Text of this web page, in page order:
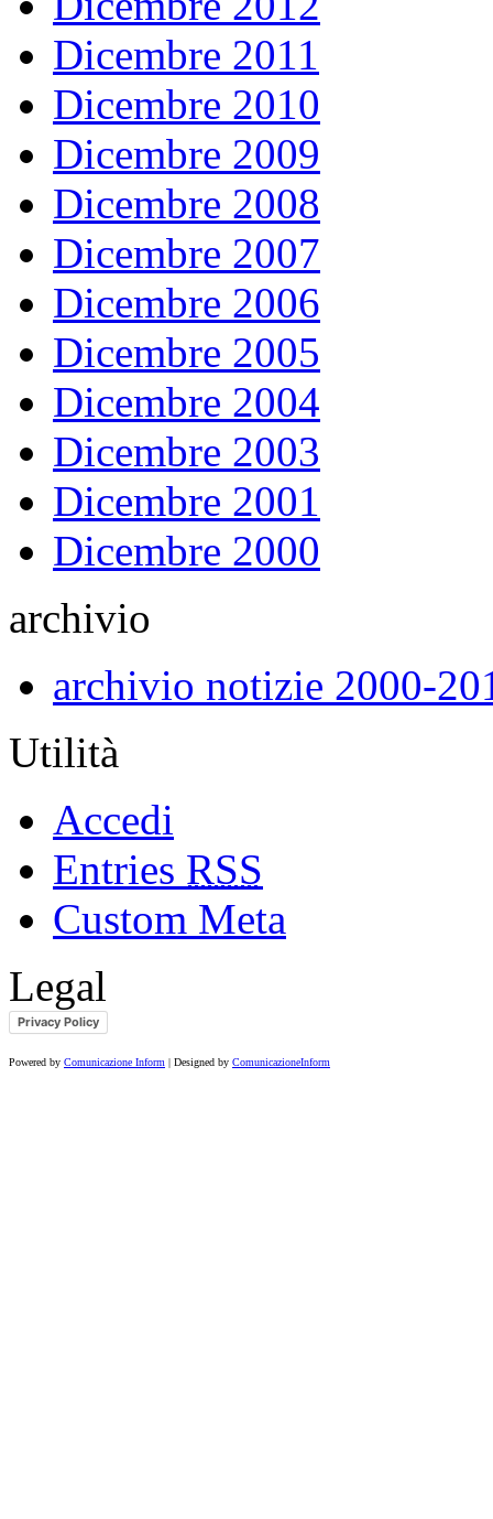
Dicembre 2011
Dicembre 2010
Dicembre 2009
Dicembre 2008
Dicembre 2007
Dicembre 2006
Dicembre 2005
Dicembre 2004
Dicembre 2003
Dicembre 2001
Dicembre 2000
archivio
archivio notizie 2000-
Utilità
Accedi
Entries RSS
Custom Meta
Legal
Privacy Policy
Powered by Comunicazione Inform | Designed by ComunicazioneInform